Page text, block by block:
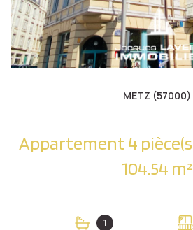
METZ (57000)
Appartement 4 pièce(s) 2 chambre(s)
104.54 m²
1